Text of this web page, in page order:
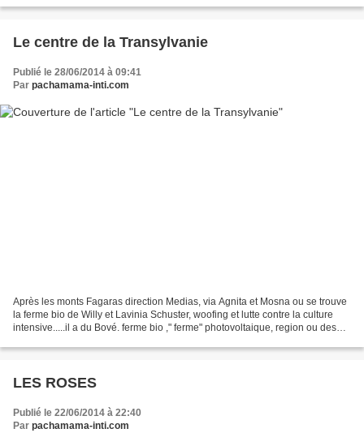
Le centre de la Transylvanie
Publié le 28/06/2014 à 09:41
Par pachamama-inti.com
Après les monts Fagaras direction Medias, via Agnita et Mosna ou se trouve
la ferme bio de Willy et Lavinia Schuster, woofing et lutte contre la culture
intensive.....il a du Bové. ferme bio ," ferme" photovoltaique, region ou des
LES ROSES
Publié le 22/06/2014 à 22:40
Par pachamama-inti.com